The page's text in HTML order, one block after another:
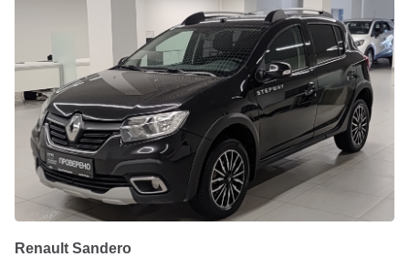
Renault Sandero